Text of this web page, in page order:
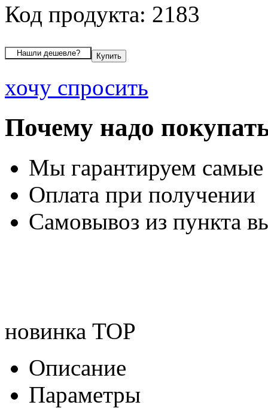
Код продукта: 2183
хочу спросить
Почему надо
Мы гарантируем
Оплата при получении
Самовывоз из пункта
новинка TOP
Описание
Параметры